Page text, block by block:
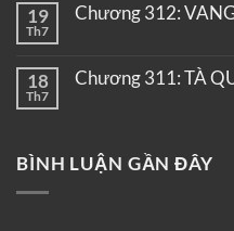
19
Th7
Chương 312:
18
Th7
Chương 311: TÀ
BÌNH LUẬN GẦN ĐÂY